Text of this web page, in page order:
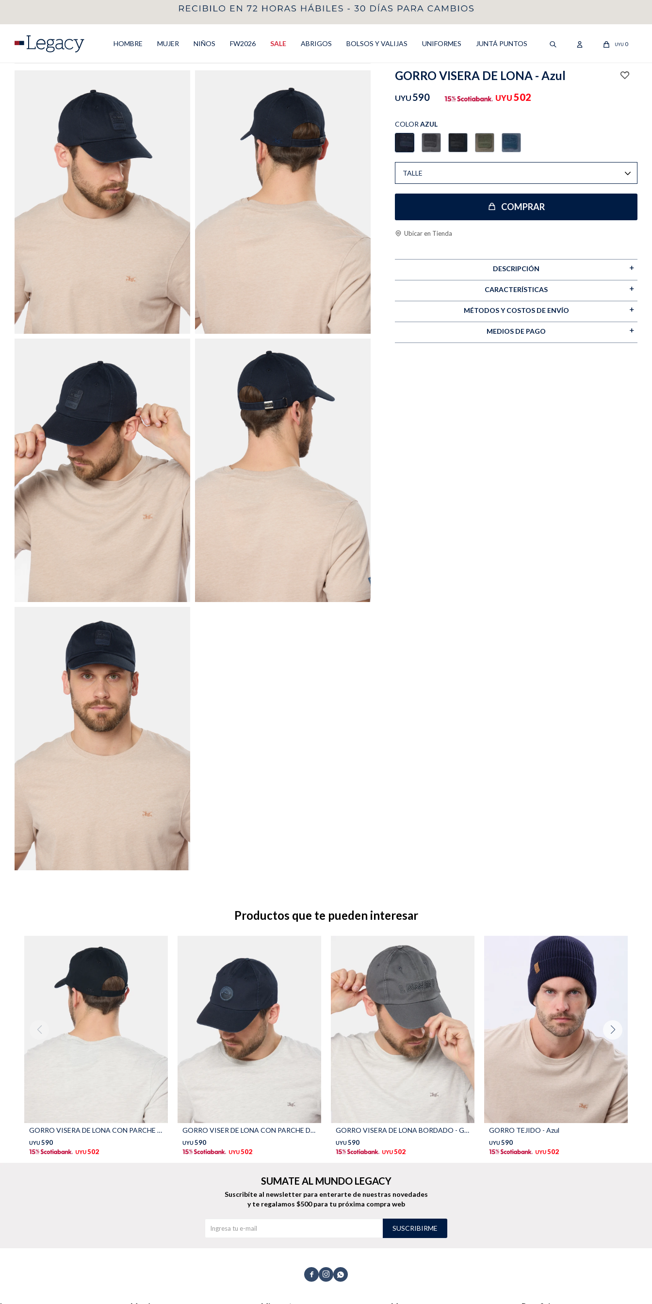
HOMBRE MUJER NIÑOS FW2026 SALE ABRIGOS BOLSOS Y VALIJAS UNIFORMES JUNTÁ PUNTOS UYU 0
GORRO VISERA DE LONA - Azul
UYU 590 UYU 502
COLOR AZUL
TALLE
COMPRAR
Ubicar en Tienda
DESCRIPCIÓN
CARACTERÍSTICAS
MÉTODOS Y COSTOS DE ENVÍO
MEDIOS DE PAGO
Productos que te pueden interesar
GORRO VISERA DE LONA CON PARCHE - Negro
UYU 590
UYU502
GORRO VISER DE LONA CON PARCHE DE GOMA - Azul
UYU 590
UYU502
GORRO VISERA DE LONA BORDADO - Gris
UYU 590
UYU502
GORRO TEJIDO - Azul
UYU 590
UYU502
  
SUMATE AL MUNDO LEGACY
Suscribíte al newsletter para enterarte de nuestras novedades
y te regalamos $500 para tu próxima compra web
SUSCRIBIRME